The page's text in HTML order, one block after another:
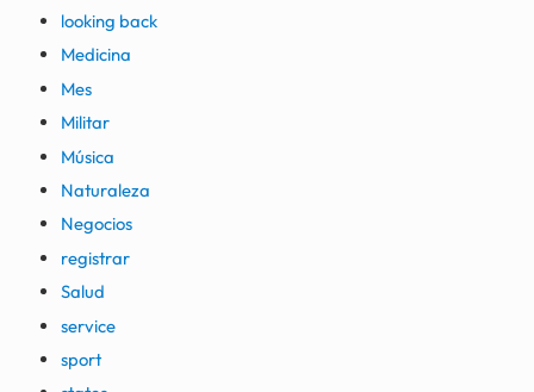
looking back
Medicina
Mes
Militar
Música
Naturaleza
Negocios
registrar
Salud
service
sport